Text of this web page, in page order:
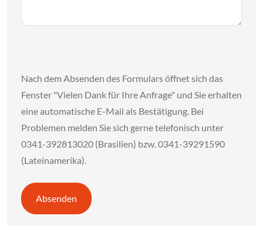
Nach dem Absenden des Formulars öffnet sich das
Fenster "Vielen Dank für Ihre Anfrage" und Sie erhalten
eine automatische E-Mail als Bestätigung. Bei
Problemen melden Sie sich gerne telefonisch unter
0341-392813020 (Brasilien) bzw. 0341-39291590
(Lateinamerika).
Absenden